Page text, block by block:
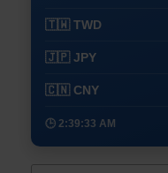
🇹🇼 TWD
🇯🇵 JPY
🇨🇳 CNY
🕒 2:39:33 AM